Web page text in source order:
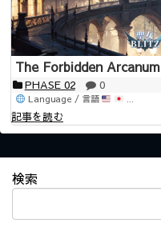
The Forbidden Arcanum
PHASE 02 0
Language / 言語
記事を読む
検索